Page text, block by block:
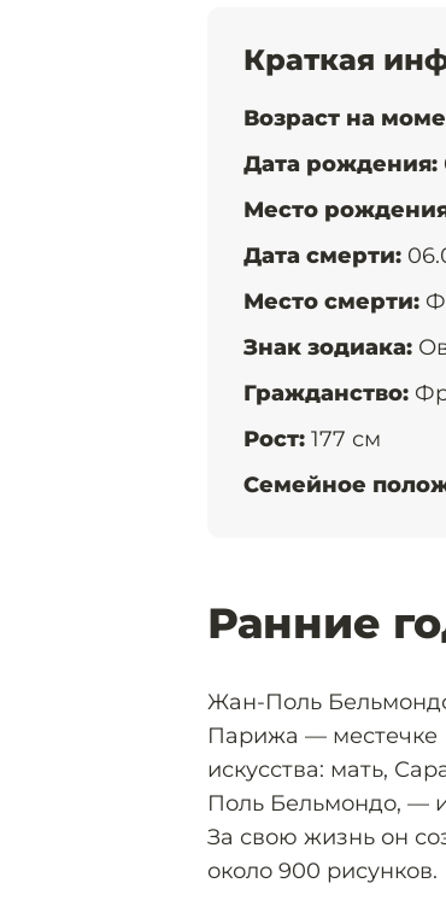
Краткая
Возраст на
Дата рождения:
Место
Дата cмерти:
Место смерти:
Знак зодиака:
Гражданство:
Рост: 177 см
Семейное
Ранние
Жан-Поль
Парижа — местечке
искусства: мать,
Поль Бельмондо, —
За свою жизнь он
около 900